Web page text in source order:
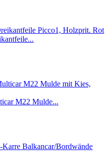
M22 Mulde...